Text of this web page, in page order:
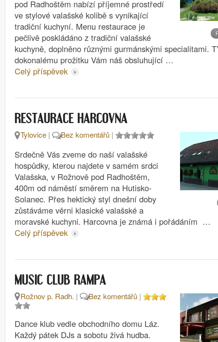
pod Radhoštěm nabízí příjemné prostředí
ve stylové valašské kolibě s vynikající
tradiční kuchyní. Menu restaurace je
pečlivě poskládáno z tradiční valašské
kuchyně, doplněno různými gurmánskými specialitami.
dokonalému prožitku Vám náš obsluhující …
Celý příspěvek
RESTAURACE HARCOVNA
Tylovice | Bez komentářů |
Srdečně Vás zveme do naší valašské
hospůdky, kterou najdete v samém srdci
Valašska, v Rožnově pod Radhoštěm,
400m od náměstí směrem na Hutisko-
Solanec. Přes hektický styl dnešní doby
zůstáváme věrni klasické valašské a
moravské kuchyni. Harcovna je známá i pořádáním …
Celý příspěvek
MUSIC CLUB RAMPA
Rožnov p. Radh. | Bez komentářů |
Dance klub vedle obchodního domu Láz.
Každý pátek DJs a sobotu živá hudba.